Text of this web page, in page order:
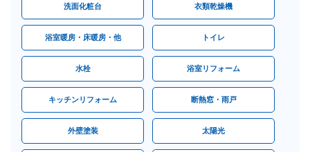
洗面化粧台 衣類乾燥機
浴室暖房・床暖房・他 トイレ
水栓 浴室リフォーム
キッチンリフォーム 断熱窓・雨戸
外壁塗装 太陽光